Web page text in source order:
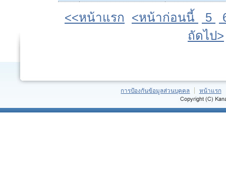
<<หน้าแรก <หน้าก่อนนี้ 5
ถัดไป>
การป้องกันข้อมูลส่วนบุคคล หน้าแรก